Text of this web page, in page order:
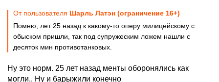
От пользователя Шарль Латэн (ограничение 16+)
Помню, лет 25 назад к какому-то оперу милицейскому с
обыском пришли, так под супружеским ложем нашли с
десяток мин противотанковых.
Ну это норм. 25 лет назад менты оборонялись как
могли.. Ну и барыжили конечно